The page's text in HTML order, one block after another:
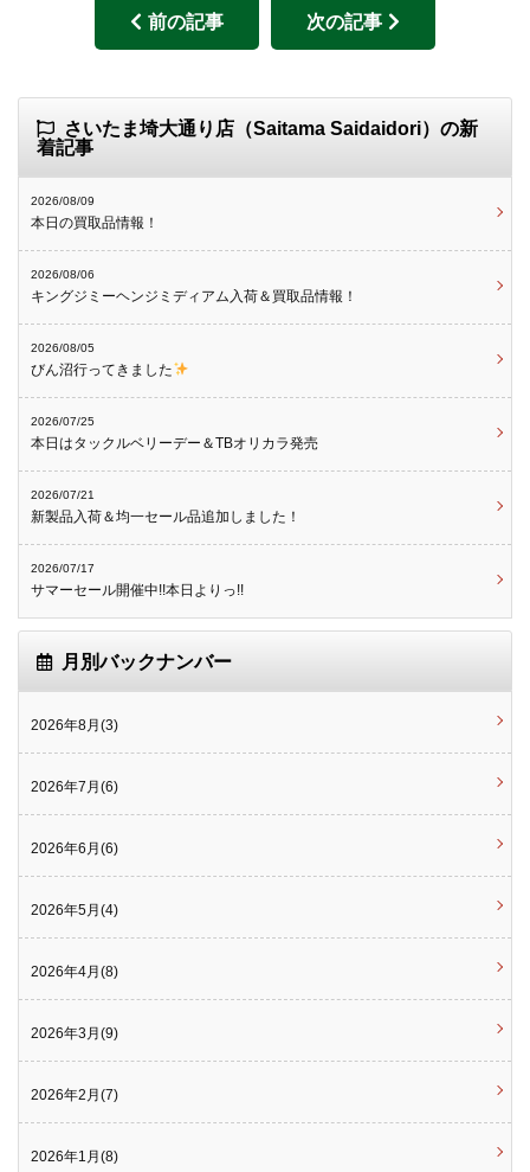
前の記事 次の記事
さいたま埼大通り店（Saitama Saidaidori）の新
着記事
2026/08/09
本日の買取品情報！
2026/08/06
キングジミーヘンジミディアム入荷＆買取品情報！
2026/08/05
びん沼行ってきました
2026/07/25
本日はタックルベリーデー＆TBオリカラ発売
2026/07/21
新製品入荷＆均一セール品追加しました！
2026/07/17
サマーセール開催中!!本日よりっ!!
月別バックナンバー
2026年8月(3)
2026年7月(6)
2026年6月(6)
2026年5月(4)
2026年4月(8)
2026年3月(9)
2026年2月(7)
2026年1月(8)